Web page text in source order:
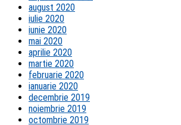
august 2020
iulie 2020
iunie 2020
mai 2020
aprilie 2020
martie 2020
februarie 2020
ianuarie 2020
decembrie 2019
noiembrie 2019
octombrie 2019